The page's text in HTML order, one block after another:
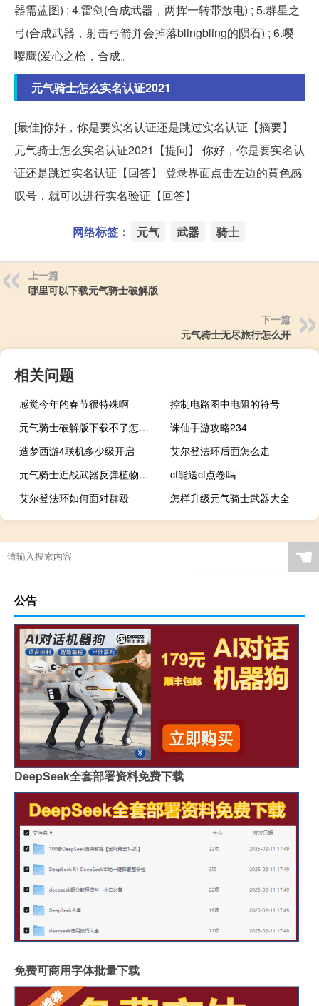
器需蓝图) ; 4.雷剑(合成武器，两挥一转带放电) ; 5.群星之
弓(合成武器，射击弓箭并会掉落blingbling的陨石) ; 6.嘤
嘤鹰(爱心之枪，合成。
元气骑士怎么实名认证2021
[最佳]你好，你是要实名认证还是跳过实名认证【摘要】
元气骑士怎么实名认证2021【提问】 你好，你是要实名认
证还是跳过实名认证【回答】 登录界面点击左边的黄色感
叹号，就可以进行实名验证【回答】
网络标签： 元气 武器 骑士
上一篇
哪里可以下载元气骑士破解版
下一篇
元气骑士无尽旅行怎么开
相关问题
感觉今年的春节很特殊啊
控制电路图中电阻的符号
元气骑士破解版下载不了怎么办
诛仙手游攻略234
造梦西游4联机多少级开启
艾尔登法环后面怎么走
元气骑士近战武器反弹植物是什么
cf能送cf点卷吗
艾尔登法环如何面对群殴
怎样升级元气骑士武器大全
☚
公告
DeepSeek全套部署资料免费下载
免费可商用字体批量下载